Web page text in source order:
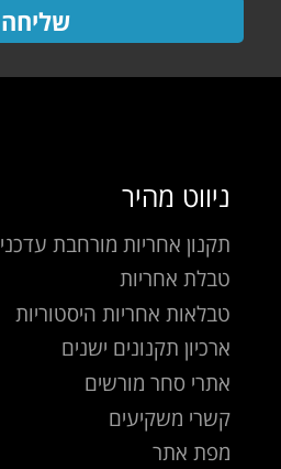
שליחה
ניווט מהיר
תקנון אחריות מורחבת עדכני
טבלת אחריות
טבלאות אחריות היסטוריות
ארכיון תקנונים ישנים
אתרי סחר מורשים
קשרי משקיעים
מפת אתר